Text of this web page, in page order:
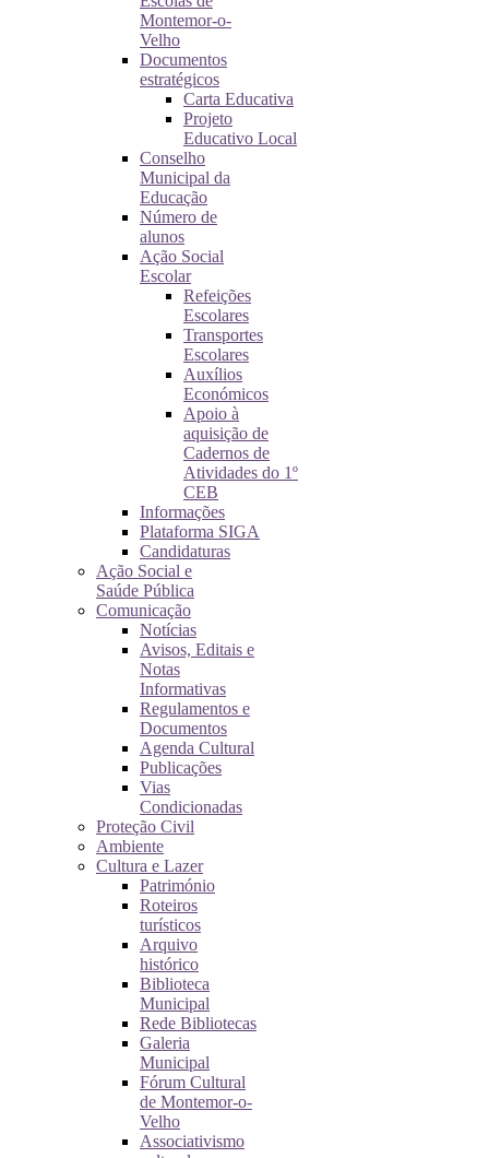
Montemor-o-
Velho
Documentos
estratégicos
Carta Educativa
Projeto
Educativo Local
Conselho
Municipal da
Educação
Número de
alunos
Ação Social
Escolar
Refeições
Escolares
Transportes
Escolares
Auxílios
Económicos
Apoio à
aquisição de
Cadernos de
Atividades do 1º
CEB
Informações
Plataforma SIGA
Candidaturas
Ação Social e
Saúde Pública
Comunicação
Notícias
Avisos, Editais e
Notas
Informativas
Regulamentos e
Documentos
Agenda Cultural
Publicações
Vias
Condicionadas
Proteção Civil
Ambiente
Cultura e Lazer
Património
Roteiros
turísticos
Arquivo
histórico
Biblioteca
Municipal
Rede Bibliotecas
Galeria
Municipal
Fórum Cultural
de Montemor-o-
Velho
Associativismo